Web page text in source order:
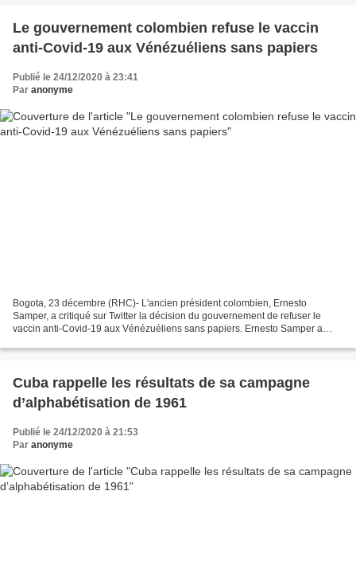
Le gouvernement colombien refuse le vaccin
anti-Covid-19 aux Vénézuéliens sans papiers
Publié le 24/12/2020 à 23:41
Par anonyme
Bogota, 23 décembre (RHC)- L'ancien président colombien, Ernesto
Samper, a critiqué sur Twitter la décision du gouvernement de refuser le
vaccin anti-Covid-19 aux Vénézuéliens sans papiers. Ernesto Samper a
Cuba rappelle les résultats de sa campagne
d’alphabétisation de 1961
Publié le 24/12/2020 à 21:53
Par anonyme